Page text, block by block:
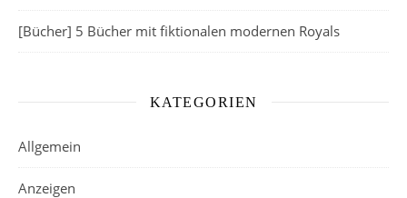
[Bücher] 5 Bücher mit fiktionalen modernen Royals
KATEGORIEN
Allgemein
Anzeigen